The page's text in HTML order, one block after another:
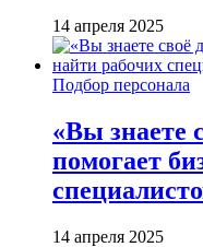
14 апреля 2025
Подбор персонала
«Вы знаете
помогает
14 апреля 2025